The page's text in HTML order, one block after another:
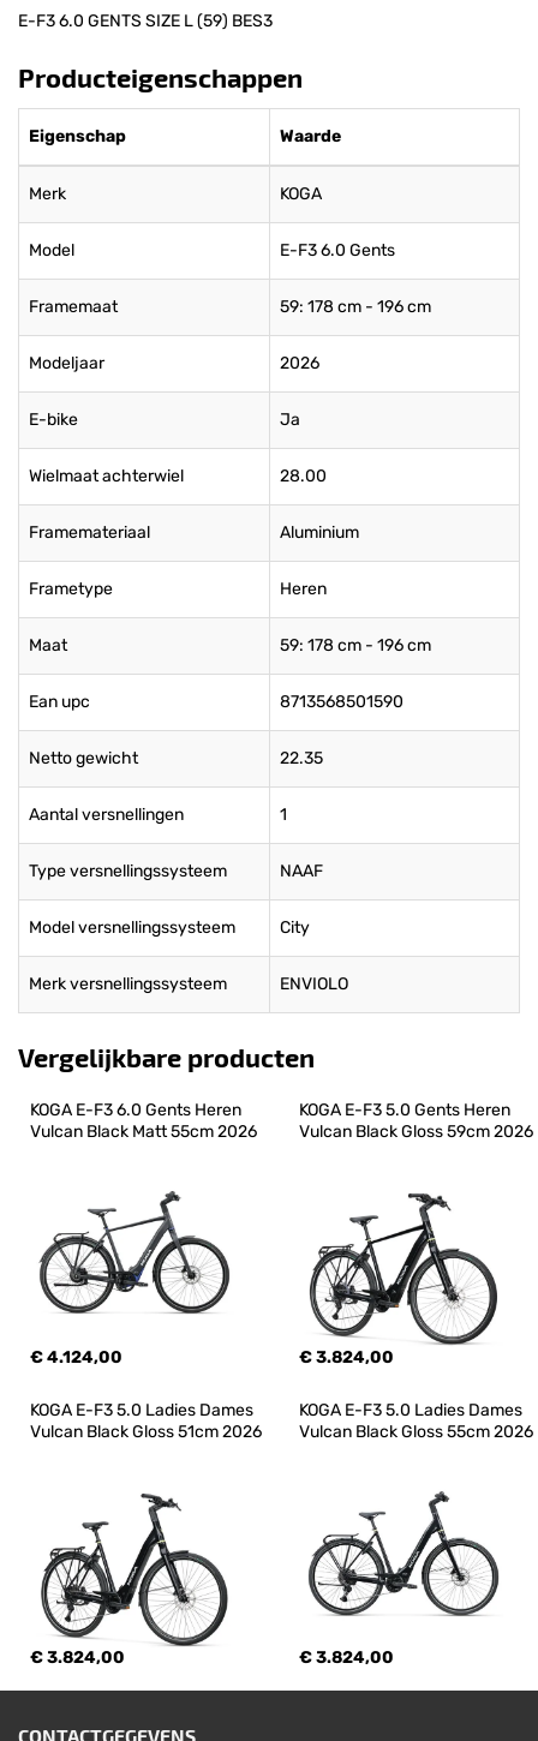
E-F3 6.0 GENTS SIZE L (59) BES3
Producteigenschappen
Eigenschap Waarde
Merk KOGA
Model E-F3 6.0 Gents
Framemaat 59: 178 cm - 196 cm
Modeljaar 2026
E-bike Ja
Wielmaat achterwiel 28.00
Framemateriaal Aluminium
Frametype Heren
Maat 59: 178 cm - 196 cm
Ean upc 8713568501590
Netto gewicht 22.35
Aantal versnellingen 1
Type versnellingssysteem NAAF
Model versnellingssysteem City
Merk versnellingssysteem ENVIOLO
Vergelijkbare producten
KOGA E-F3 6.0 Gents Heren
Vulcan Black Matt 55cm 2026
€ 4.124,00
KOGA E-F3 5.0 Gents Heren
Vulcan Black Gloss 59cm 2026
€ 3.824,00
KOGA E-F3 5.0 Ladies Dames
Vulcan Black Gloss 51cm 2026
€ 3.824,00
KOGA E-F3 5.0 Ladies Dames
Vulcan Black Gloss 55cm 2026
€ 3.824,00
CONTACTGEGEVENS